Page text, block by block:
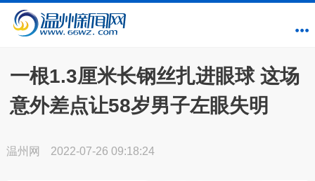
一根1.3厘米长钢丝扎进眼球 这场
意外差点让58岁男子左眼失明
温州网 2022-07-26 09:18:24